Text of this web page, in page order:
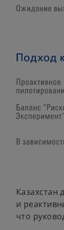
и
что